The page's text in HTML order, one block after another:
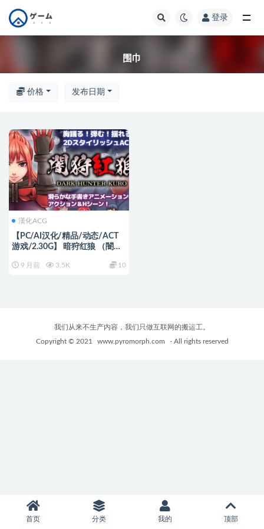
登录
围巾
价格 发布日期
漢化ACG
【PC/AI汉化/精品/动态/ACT
游戏/2.30G】 暗狩红狼 （闇狩
想存档+动态ACT游戏+2.30G
9 月前 3.5K 10
我们从来不生产内容，我们只做互联网的搬运工。
Copyright © 2021
www.pyromorph.com - All rights reserved
首页 分类 我的 顶部